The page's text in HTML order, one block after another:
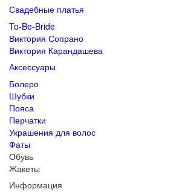
Свадебные платья
To-Be-Bride
Виктория Сопрано
Виктория Карандашева
Аксессуары
Болеро
Шубки
Пояса
Перчатки
Украшения для волос
Фаты
Обувь
Жакеты
Информация